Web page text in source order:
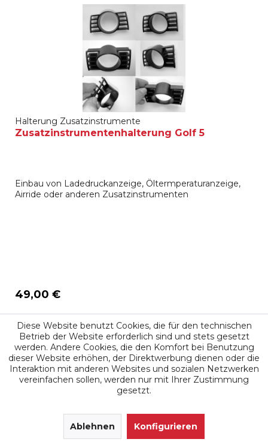
Halterung Zusatzinstrumente
Zusatzinstrumentenhalterung Golf 5
Einbau von Ladedruckanzeige, Öltermperaturanzeige,
Airride oder anderen Zusatzinstrumenten
49,00 €
Merken
Diese Website benutzt Cookies, die für den technischen
Betrieb der Website erforderlich sind und stets gesetzt
werden. Andere Cookies, die den Komfort bei Benutzung
dieser Website erhöhen, der Direktwerbung dienen oder die
Interaktion mit anderen Websites und sozialen Netzwerken
vereinfachen sollen, werden nur mit Ihrer Zustimmung
gesetzt.
Ablehnen Konfigurieren
SEHR GUT (4.9 / 5)
Bewertungen bei: google.de, shopvote.de ⓘ
Informationen zur Echtheit der Bewertungen